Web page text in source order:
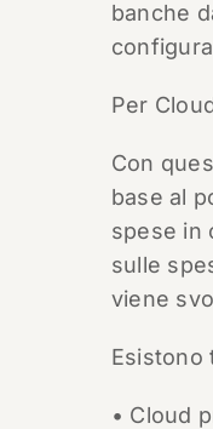
banche
Per
Con
base al
spese in
sulle
viene
Esistono
• Cloud